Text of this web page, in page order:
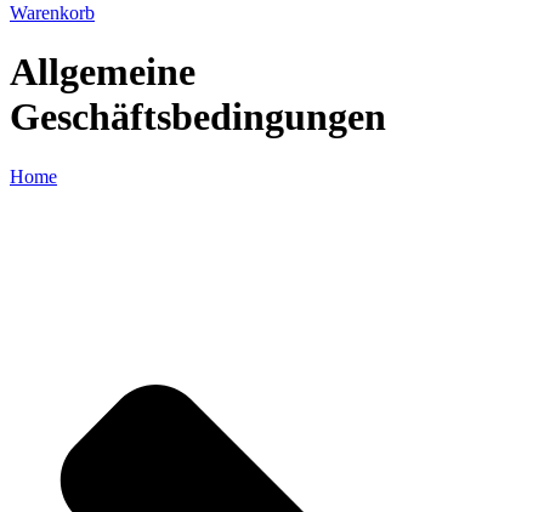
Warenkorb
Allgemeine
Geschäftsbedingungen
Home